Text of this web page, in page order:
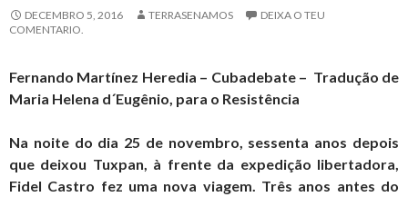
DECEMBRO 5, 2016 TERRASENAMOS
DEIXA O TEU
COMENTARIO.
Fernando Martínez Heredia – Cubadebate – Tradução de
Maria Helena d´Eugênio, para o Resistência
Na noite do dia 25 de novembro, sessenta anos depois
que deixou Tuxpan, à frente da expedição libertadora,
Fidel Castro fez uma nova viagem. Três anos antes do